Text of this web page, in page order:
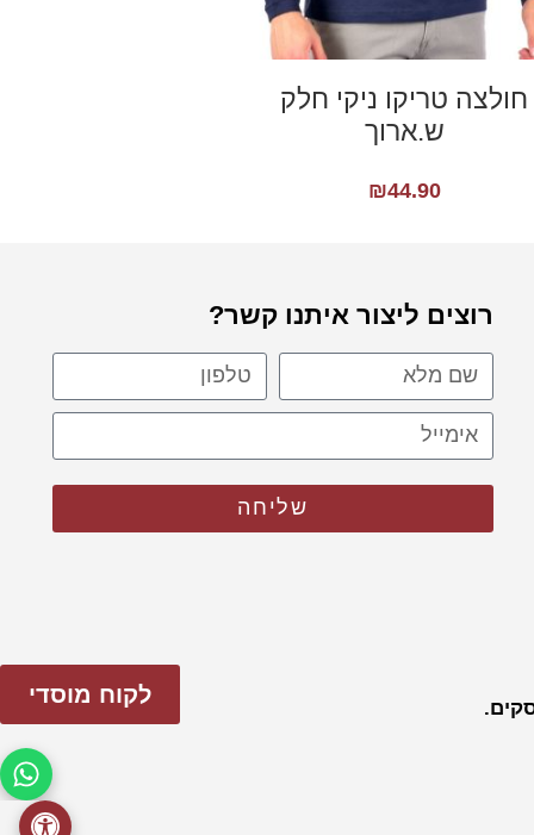
חולצה טריקו ניקי חלק
ש.ארוך
₪44.90
רוצים ליצור איתנו קשר?
שליחה
לקוח מוסדי